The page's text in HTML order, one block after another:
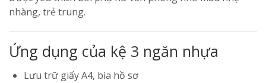
nhàng, trẻ trung.
Ứng dụng của kệ 3 ngăn nhựa
Lưu trữ giấy A4, bìa hồ sơ